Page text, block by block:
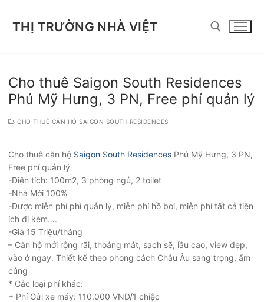
THỊ TRƯỜNG NHÀ VIỆT
Cho thuê Saigon South Residences
Phú Mỹ Hưng, 3 PN, Free phí quản lý
CHO THUÊ CĂN HỘ SAIGON SOUTH RESIDENCES
Cho thuê căn hộ Saigon South Residences Phú Mỹ Hưng, 3 PN,
Free phí quản lý
-Diện tích: 100m2, 3 phòng ngủ, 2 toilet
-Nhà Mới 100%
-Được miễn phí phí quản lý, miễn phí hồ bơi, miễn phí tất cả tiện
ích đi kèm….
-Giá 15 Triệu/tháng
– Căn hộ mới rộng rãi, thoáng mát, sạch sẽ, lầu cao, view đẹp,
vào ở ngay. Thiết kế theo phong cách Châu Âu sang trọng, ấm
cúng
* Các loại phí khác:
+ Phí Gửi xe máy: 110.000 VND/1 chiệc